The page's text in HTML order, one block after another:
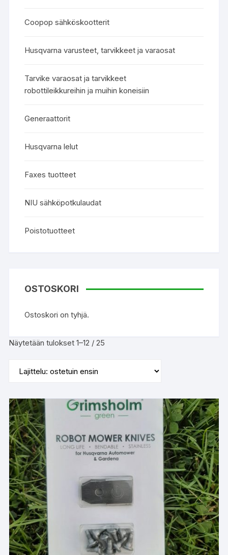
Näytetään tulokset 1–12 / 25
Coopop sähköskootterit
Husqvarna varusteet, tarvikkeet ja varaosat
Tarvike varaosat ja tarvikkeet
robottileikkureihin ja muihin koneisiin
Generaattorit
Husqvarna lelut
Faxes tuotteet
NIU sähköpotkulaudat
Poistotuotteet
OSTOSKORI
Ostoskori on tyhjä.